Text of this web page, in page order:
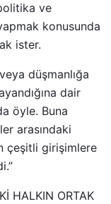
ve
konusunda
ister.
düşmanlığa
dair
öyle. Buna
arasındaki
çeşitli girişimlere
HALKIN ORTAK